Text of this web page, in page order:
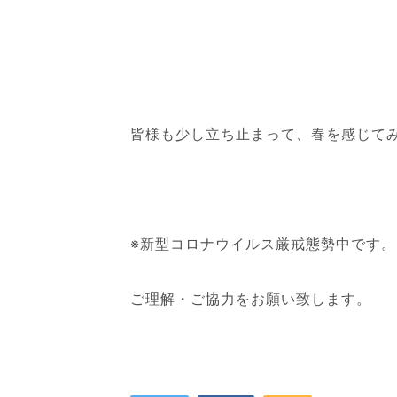
皆様も少し立ち止まって、春を感じて
※新型コロナウイルス厳戒態勢中です。
ご理解・ご協力をお願い致します。